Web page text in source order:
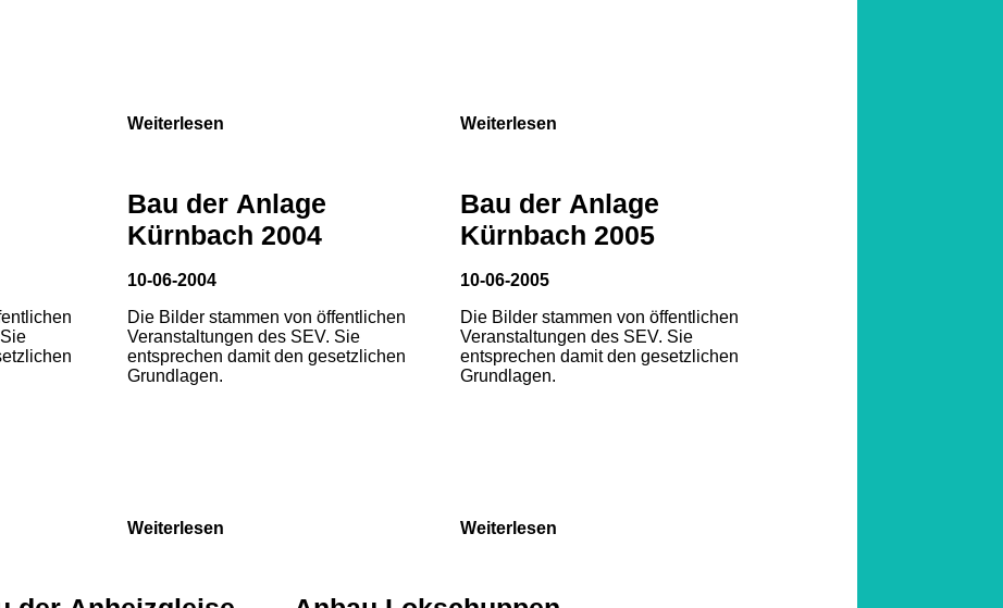
Weiterlesen Weiterlesen
Bau der Anlage
Kürnbach 2004
10-06-2004
Die Bilder stammen von öffentlichen
Veranstaltungen des SEV. Sie
entsprechen damit den gesetzlichen
Grundlagen.
Weiterlesen
Bau der Anlage
Kürnbach 2005
10-06-2005
Die Bilder stammen von öffentlichen
Veranstaltungen des SEV. Sie
entsprechen damit den gesetzlichen
Grundlagen.
Weiterlesen